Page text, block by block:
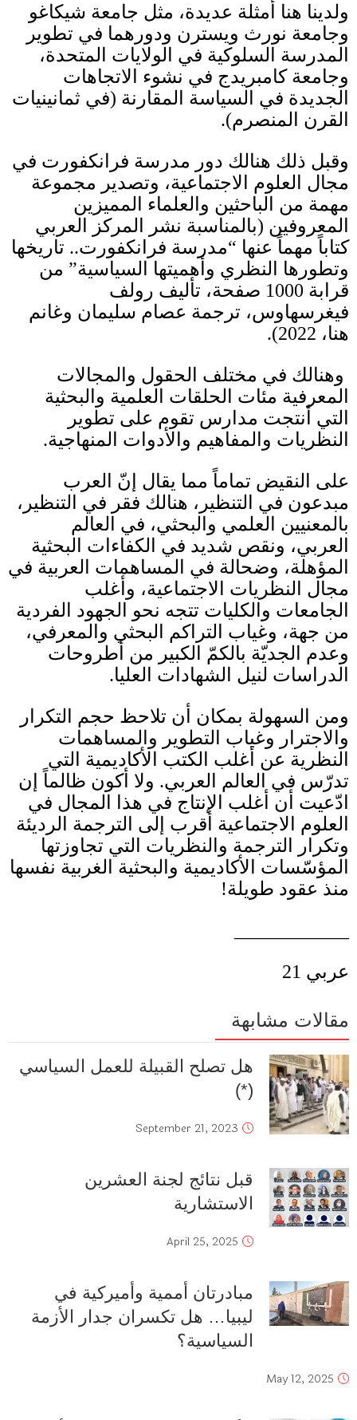
ولدينا هنا أمثلة عديدة، مثل جامعة شيكاغو
وجامعة نورث ويسترن ودورهما في تطوير
المدرسة السلوكية في الولايات المتحدة،
وجامعة كامبريدج في نشوء الاتجاهات
الجديدة في السياسة المقارنة (في ثمانينيات
القرن المنصرم).
وقبل ذلك هنالك دور مدرسة فرانكفورت في
مجال العلوم الاجتماعية، وتصدير مجموعة
مهمة من الباحثين والعلماء المميزين
المعروفين (بالمناسبة نشر المركز العربي
كتاباً مهماً عنها “مدرسة فرانكفورت.. تاريخها
وتطورها النظري وأهميتها السياسية” من
قرابة 1000 صفحة، تأليف رولف
فيغرسهاوس، ترجمة عصام سليمان وغانم
هنا، 2022).
وهنالك في مختلف الحقول والمجالات
المعرفية مئات الحلقات العلمية والبحثية
التي أنتجت مدارس تقوم على تطوير
النظريات والمفاهيم والأدوات المنهاجية.
على النقيض تماماً مما يقال إنّ العرب
مبدعون في التنظير، هنالك فقر في التنظير،
بالمعنيين العلمي والبحثي، في العالم
العربي، ونقص شديد في الكفاءات البحثية
المؤهلة، وضحالة في المساهمات العربية في
مجال النظريات الاجتماعية، وأغلب
الجامعات والكليات تتجه نحو الجهود الفردية
من جهة، وغياب التراكم البحثي والمعرفي،
وعدم الجديّة بالكمّ الكبير من أطروحات
الدراسات لنيل الشهادات العليا.
ومن السهولة بمكان أن تلاحظ حجم التكرار
والاجترار وغياب التطوير والمساهمات
النظرية عن أغلب الكتب الأكاديمية
التي
تدرّس في العالم العربي. ولا أكون ظالماً إن
ادّعيت أن أغلب الإنتاج في هذا المجال في
العلوم الاجتماعية أقرب إلى الترجمة الرديئة
وتكرار الترجمة والنظريات التي تجاوزتها
المؤسّسات الأكاديمية والبحثية الغربية نفسها
منذ عقود طويلة!
عربي 21
مقالات مشابهة
هل تصلح القبيلة للعمل السياسي
(*)
September 21, 2023
قبل نتائج لجنة العشرين
الاستشارية
April 25, 2025
مبادرتان أممية وأميركية في
ليبيا… هل تكسران جدار الأزمة
السياسية؟
May 12, 2025